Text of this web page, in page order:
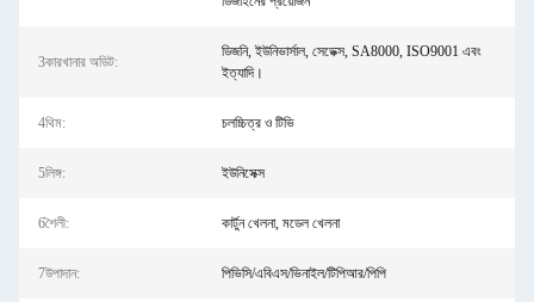
3কারখানার অডিট:
ডিজনি, ইউনিভার্সাল, সেডেক্স, SA8000, ISO9001 এবং
ইত্যাদি।
4থিম: চলচ্চিত্র ও টিভি
5লিঙ্গ: ইউনিসেক্স
6শৈলী: কার্টুন খেলনা, মডেল খেলনা
7উপাদান: পিভিসি/এবিএস/ভিনাইল/টিপিআর/পিপি